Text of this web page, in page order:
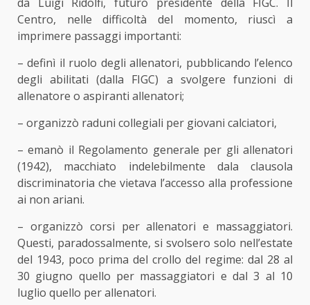
Centro, nelle difficoltà del momento, riuscì a
imprimere passaggi importanti:
– definì il ruolo degli allenatori, pubblicando l’elenco
degli abilitati (dalla FIGC) a svolgere funzioni di
allenatore o aspiranti allenatori;
– organizzò raduni collegiali per giovani calciatori,
– emanò il Regolamento generale per gli allenatori
(1942), macchiato indelebilmente dala clausola
discriminatoria che vietava l’accesso alla professione
ai non ariani.
– organizzò corsi per allenatori e massaggiatori.
Questi, paradossalmente, si svolsero solo nell’estate
del 1943, poco prima del crollo del regime: dal 28 al
30 giugno quello per massaggiatori e dal 3 al 10
luglio quello per allenatori.